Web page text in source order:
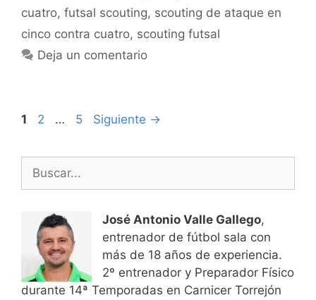
cuatro, futsal scouting, scouting de ataque en
cinco contra cuatro, scouting futsal
Deja un comentario
Navegación
entradas
Página
1 Página
2 … Página
5 Siguiente →
Buscar:
José Antonio Valle Gallego,
entrenador de fútbol sala con
más de 18 años de experiencia.
2º entrenador y Preparador Físico
durante 14ª Temporadas en Carnicer Torrejón